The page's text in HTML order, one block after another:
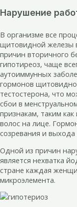
Нарушение
В организме все
щитовидной железы
причин вторичного
гипотиреоз, чаще
аутоиммунных
гормонов
тестостерона, что
сбои в
признакам, таким
волос на лице.
созревания и выхода
Одной из причин
является нехватка
стране каждая
микроэлемента.